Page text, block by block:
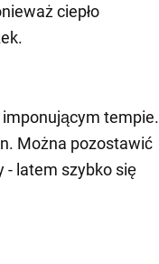
ciepło
tempie.
Można pozostawić
- latem szybko się